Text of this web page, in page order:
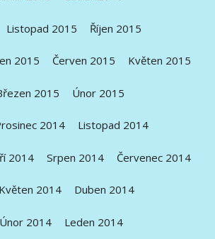
Listopad 2015 Říjen 2015
2015 Červen 2015 Květen 2015
2015 Únor 2015
2014 Listopad 2014
2014 Srpen 2014 Červenec 2014
Květen 2014 Duben 2014
Únor 2014 Leden 2014